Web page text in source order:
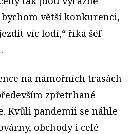
větší konkurenci,
víc lodí,“ říká šéf
na námořních trasách
zpřetrhané
Kvůli pandemii se náhle
obchody i celé